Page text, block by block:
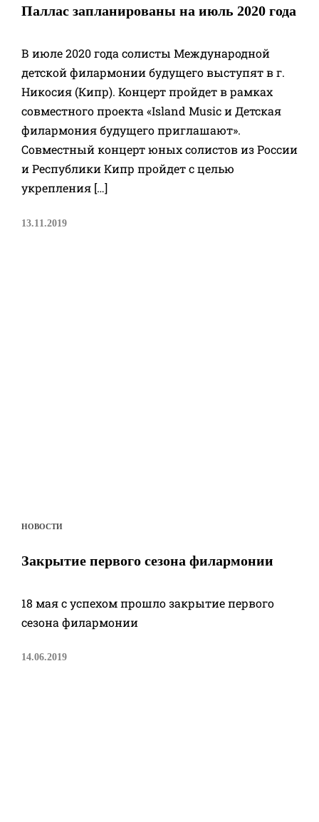
Паллас запланированы на июль 2020 года
В июле 2020 года солисты Международной
детской филармонии будущего выступят в г.
Никосия (Кипр). Концерт пройдет в рамках
совместного проекта «Island Music и Детская
филармония будущего приглашают».
Совместный концерт юных солистов из России
и Республики Кипр пройдет с целью
укрепления […]
13.11.2019
НОВОСТИ
Закрытие первого сезона филармонии
18 мая с успехом прошло закрытие первого
сезона филармонии
14.06.2019